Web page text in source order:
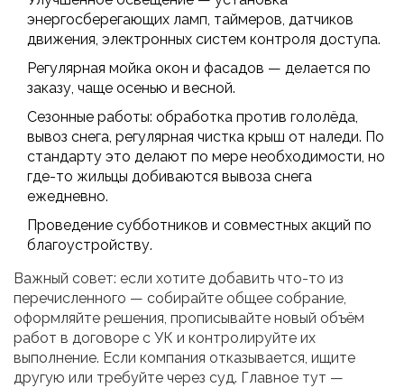
энергосберегающих ламп, таймеров, датчиков
движения, электронных систем контроля доступа.
Регулярная мойка окон и фасадов — делается по
заказу, чаще осенью и весной.
Сезонные работы: обработка против гололёда,
вывоз снега, регулярная чистка крыш от наледи. По
стандарту это делают по мере необходимости, но
где-то жильцы добиваются вывоза снега
ежедневно.
Проведение субботников и совместных акций по
благоустройству.
Важный совет: если хотите добавить что-то из
перечисленного — собирайте общее собрание,
оформляйте решения, прописывайте новый объём
работ в договоре с УК и контролируйте их
выполнение. Если компания отказывается, ищите
другую или требуйте через суд. Главное тут —